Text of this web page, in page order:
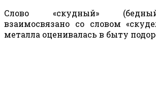
Слово «скудный»
взаимосвязано со словом
металла оценивалась в быту